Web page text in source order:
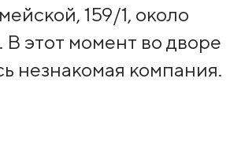
159/1, около
В этот момент во дворе
незнакомая компания.